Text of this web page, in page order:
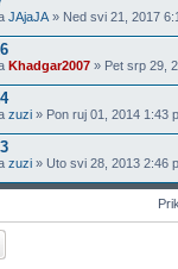
JAjaJA » Ned svi 21, 2017
Khadgar2007 » Pet srp 29,
zuzi » Pon ruj 01, 2014 1:43
zuzi » Uto svi 28, 2013 2:46